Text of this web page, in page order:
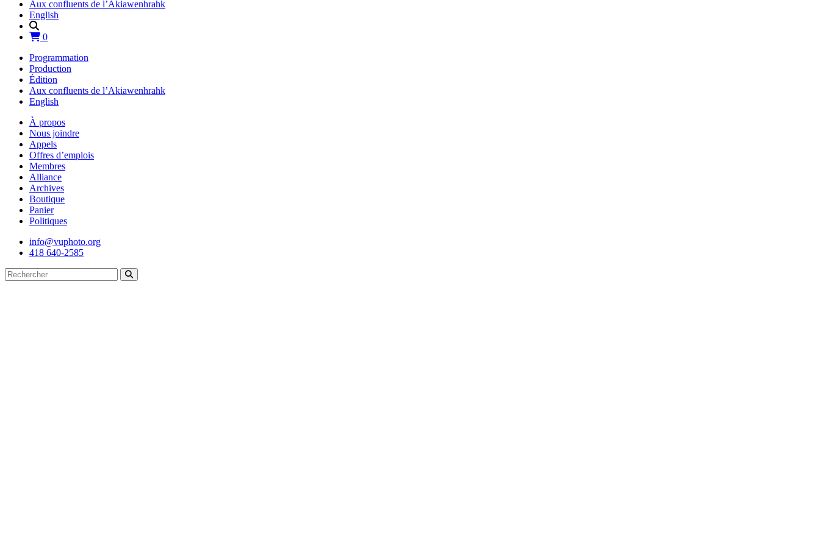
Aux confluents de l’Akiawenhrahk
English
0
Programmation
Production
Édition
Aux confluents de l’Akiawenhrahk
English
À propos
Nous joindre
Appels
Offres d’emplois
Membres
Alliance
Archives
Boutique
Panier
Politiques
info@vuphoto.org
418 640-2585